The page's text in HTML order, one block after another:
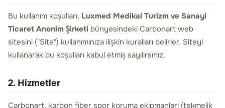
Bu kullanım koşulları, Luxmed Medikal Turizm ve Sanayi
Ticaret Anonim Şirketi bünyesindeki Carbonart web
sitesini ("Site") kullanımınıza ilişkin kuralları belirler. Siteyi
kullanarak bu koşulları kabul etmiş sayılırsınız.
2. Hizmetler
Carbonart, karbon fiber spor koruma ekipmanları (tekmelik